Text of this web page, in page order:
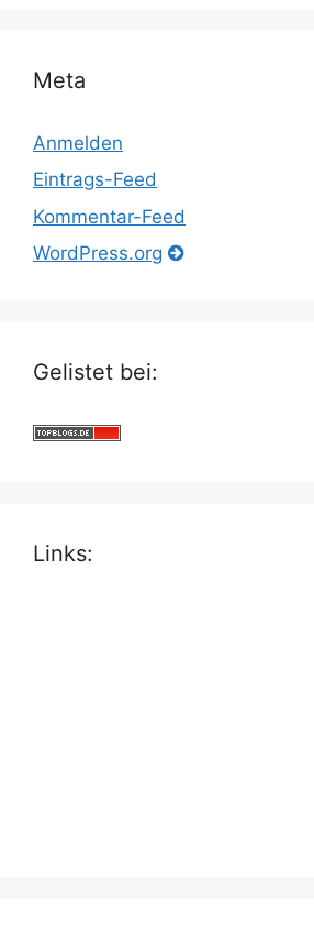
Meta
Anmelden
Eintrags-Feed
Kommentar-Feed
WordPress.org
Gelistet bei:
Links: